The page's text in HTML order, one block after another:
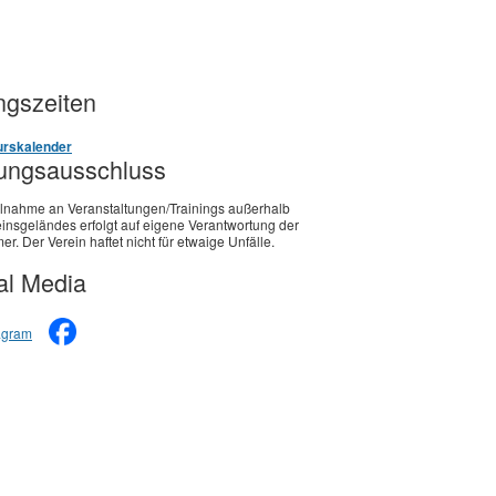
an Veranstaltungen/Trainings außerhalb
erfolgt auf eigene Verantwortung der
Der Verein haftet nicht für etwaige Unfälle.
Media